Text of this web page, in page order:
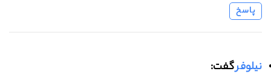
پاسخ
نیلوفرگفت: